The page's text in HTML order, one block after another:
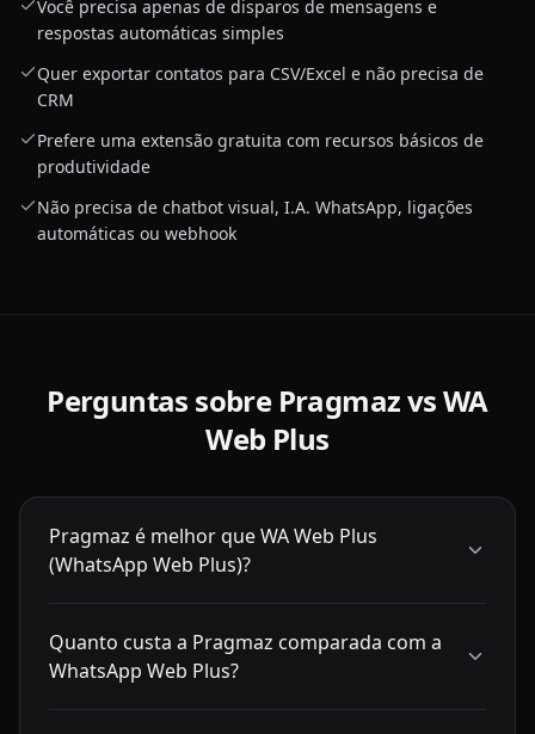
Você precisa apenas de disparos de mensagens e
respostas automáticas simples
Quer exportar contatos para CSV/Excel e não precisa de
CRM
Prefere uma extensão gratuita com recursos básicos de
produtividade
Não precisa de chatbot visual, I.A. WhatsApp, ligações
automáticas ou webhook
Perguntas sobre Pragmaz vsWA
Web Plus
Pragmaz é melhor que WA Web Plus
(WhatsApp Web Plus)?
Quanto custa a Pragmaz comparada com a
WhatsApp Web Plus?